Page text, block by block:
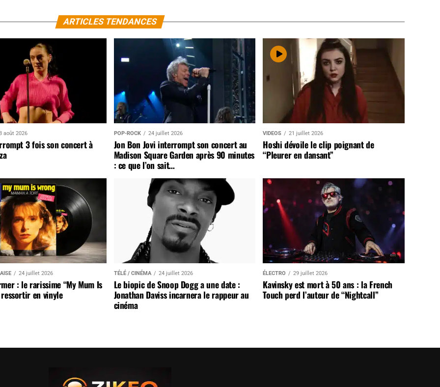
ARTICLES TENDANCES
août 2026
3 fois son concert à
POP-ROCK 24 juillet 2026
Jon Bon Jovi interrompt son concert au
Madison Square Garden après 90 minutes
: ce que l’on sait…
VIDEOS 21 juillet 2026
Hoshi dévoile le clip poignant de
“Pleurer en dansant”
24 juillet 2026
: le rarissime “My Mum Is
ressortir en vinyle
TÉLÉ / CINÉMA 24 juillet 2026
Le biopic de Snoop Dogg a une date :
Jonathan Daviss incarnera le rappeur au
cinéma
ÉLECTRO 29 juillet 2026
Kavinsky est mort à 50 ans : la French
Touch perd l’auteur de “Nightcall”